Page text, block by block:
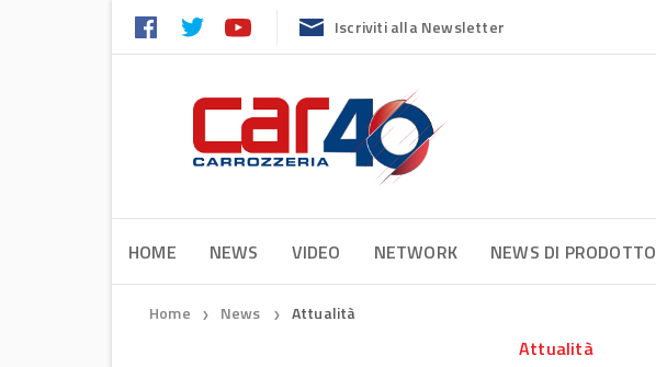
Iscriviti alla Newsletter
HOME NEWS VIDEO NETWORK NEWS DI PRODOTTO
Home ❯ News ❯ Attualità
Attualità